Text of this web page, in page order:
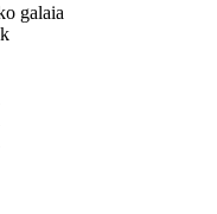
galaia